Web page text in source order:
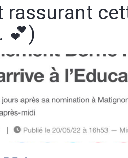
rassurant
💕)